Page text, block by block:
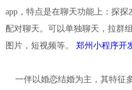
app，特点是在聊天功能上：探
配对聊天。可以单独聊天，拉群
图片，短视频等。 郑州小程序开
一伴以婚恋结婚为主，其特征多